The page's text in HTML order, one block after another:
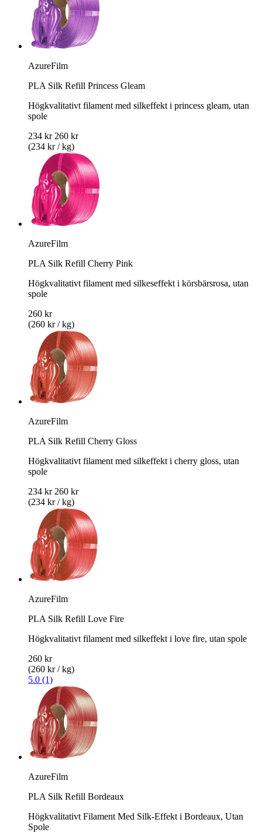
AzureFilm
PLA Silk Refill Princess Gleam
Högkvalitativt filament med silkeffekt i princess gleam, utan
spole
234 kr 260 kr
(234 kr / kg)
AzureFilm
PLA Silk Refill Cherry Pink
Högkvalitativt filament med silkeseffekt i körsbärsrosa, utan
spole
260 kr
(260 kr / kg)
AzureFilm
PLA Silk Refill Cherry Gloss
Högkvalitativt filament med silkeffekt i cherry gloss, utan
spole
234 kr 260 kr
(234 kr / kg)
AzureFilm
PLA Silk Refill Love Fire
Högkvalitativt filament med silkeffekt i love fire, utan spole
260 kr
(260 kr / kg)
5.0 (1)
AzureFilm
PLA Silk Refill Bordeaux
Högkvalitativt Filament Med Silk-Effekt i Bordeaux, Utan
Spole